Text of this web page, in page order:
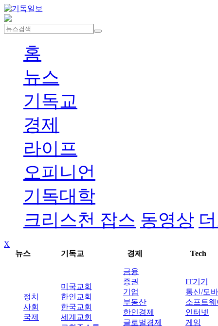
홈
뉴스
기독교
경제
라이프
오피니언
기독대학
크리스천 잡스 동영상
X
뉴스
기독교 경제 Tech
정치
사회
국제
미국교회
한인교회
한국교회
세계교회
금융
증권
기업
부동산
한인경제
글로벌경제
IT기기
통신/모
소프트웨
인터넷
게임